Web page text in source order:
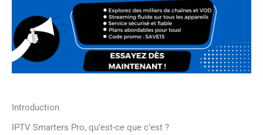
Introduction
IPTV Smarters Pro, qu’est-ce que c’est ?